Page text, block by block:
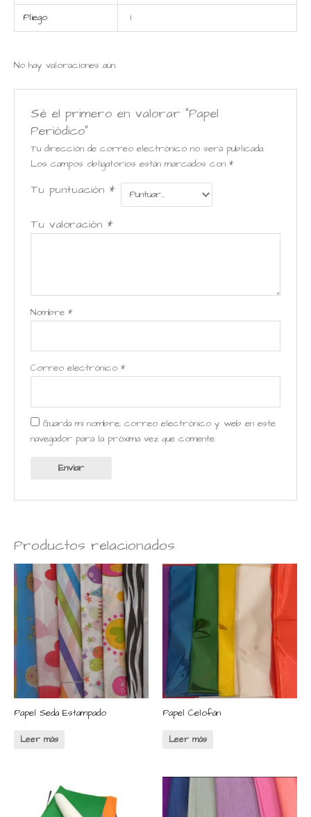
Pliego 1
No hay valoraciones aún.
Sé el primero en valorar “Papel
Periódico”
Tu dirección de correo electrónico no será publicada.
Los campos obligatorios están marcados con *
Tu puntuación *
Tu valoración *
Nombre *
Correo electrónico *
Guarda mi nombre, correo electrónico y web en este
navegador para la próxima vez que comente.
Productos relacionados
Papel Seda Estampado
Leer más
Papel Celofán
Leer más